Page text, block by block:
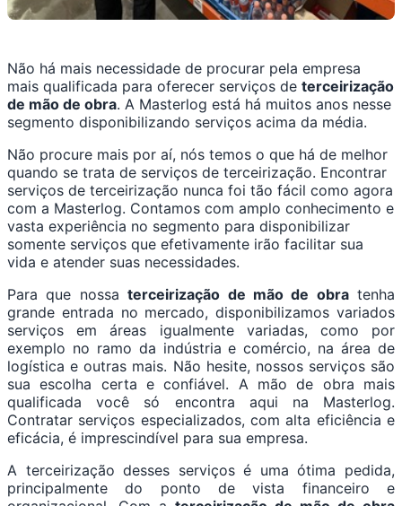
Não há mais necessidade de procurar pela empresa
mais qualificada para oferecer serviços de terceirização
de mão de obra. A Masterlog está há muitos anos nesse
segmento disponibilizando serviços acima da média.
Não procure mais por aí, nós temos o que há de melhor
quando se trata de serviços de terceirização. Encontrar
serviços de terceirização nunca foi tão fácil como agora
com a Masterlog. Contamos com amplo conhecimento e
vasta experiência no segmento para disponibilizar
somente serviços que efetivamente irão facilitar sua
vida e atender suas necessidades.
Para que nossaterceirização de mão de obratenha
grande entrada no mercado, disponibilizamos variados
serviços em áreas igualmente variadas, como por
exemplo no ramo da indústria e comércio, na área de
logística e outras mais. Não hesite, nossos serviços são
sua escolha certa e confiável. A mão de obra mais
qualificada você só encontra aqui na Masterlog.
Contratar serviços especializados, com alta eficiência e
eficácia, é imprescindível para sua empresa.
A terceirização desses serviços é uma ótima pedida,
principalmente do ponto de vista financeiro e